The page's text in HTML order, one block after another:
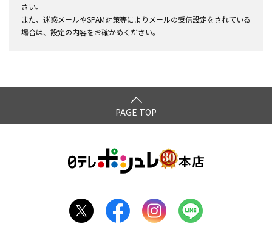
さい。
また、迷惑メールやSPAM対策等によりメールの受信設定をされている
場合は、設定の内容をお確かめください。
PAGE TOP